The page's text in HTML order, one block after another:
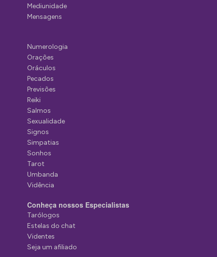
Mediunidade
Mensagens
Numerologia
Orações
Oráculos
Pecados
Previsões
Reiki
Salmos
Sexualidade
Signos
Simpatias
Sonhos
Tarot
Umbanda
Vidência
Conheça nossos Especialistas
Tarólogos
Estelas do chat
Videntes
Seja um afiliado